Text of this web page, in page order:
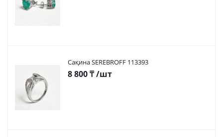
Сақина SEREBROFF 113393
8 800₸/шт